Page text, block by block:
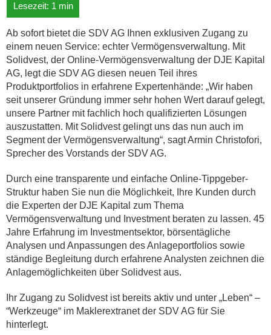
Ab sofort bietet die SDV AG Ihnen exklusiven Zugang zu
einem neuen Service: echter Vermögensverwaltung. Mit
Solidvest, der Online-Vermögensverwaltung der DJE Kapital
AG, legt die SDV AG diesen neuen Teil ihres
Produktportfolios in erfahrene Expertenhände: „Wir haben
seit unserer Gründung immer sehr hohen Wert darauf gelegt,
unsere Partner mit fachlich hoch qualifizierten Lösungen
auszustatten. Mit Solidvest gelingt uns das nun auch im
Segment der Vermögensverwaltung“, sagt Armin Christofori,
Sprecher des Vorstands der SDV AG.
Durch eine transparente und einfache Online-Tippgeber-
Struktur haben Sie nun die Möglichkeit, Ihre Kunden durch
die Experten der DJE Kapital zum Thema
Vermögensverwaltung und Investment beraten zu lassen. 45
Jahre Erfahrung im Investmentsektor, börsentägliche
Analysen und Anpassungen des Anlageportfolios sowie
ständige Begleitung durch erfahrene Analysten zeichnen die
Anlagemöglichkeiten über Solidvest aus.
Ihr Zugang zu Solidvest ist bereits aktiv und unter „Leben“ –
“Werkzeuge“ im Maklerextranet der SDV AG für Sie
hinterlegt.